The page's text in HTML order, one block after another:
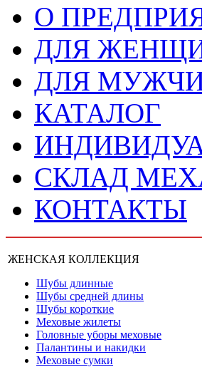
О
ДЛЯ
ДЛЯ
КАТАЛОГ
СКЛАД
КОНТАКТЫ
ЖЕНСКАЯ КОЛЛЕКЦИЯ
Шубы длинные
Шубы средней длины
Шубы короткие
Меховые жилеты
Головные уборы меховые
Палантины и накидки
Меховые сумки